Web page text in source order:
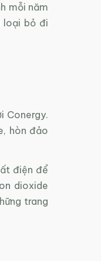
mỗi năm
loại bỏ đi
Conergy.
hòn đảo
điện để
dioxide
trang